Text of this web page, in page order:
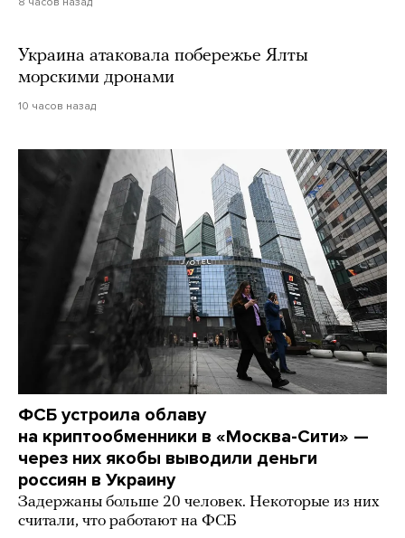
Украина атаковала побережье Ялты
морскими дронами
10 часов назад
ФСБ устроила облаву
на криптообменники в «Москва-Сити» —
через них якобы выводили деньги
россиян в Украину
Задержаны больше 20 человек. Некоторые из них
считали, что работают на ФСБ